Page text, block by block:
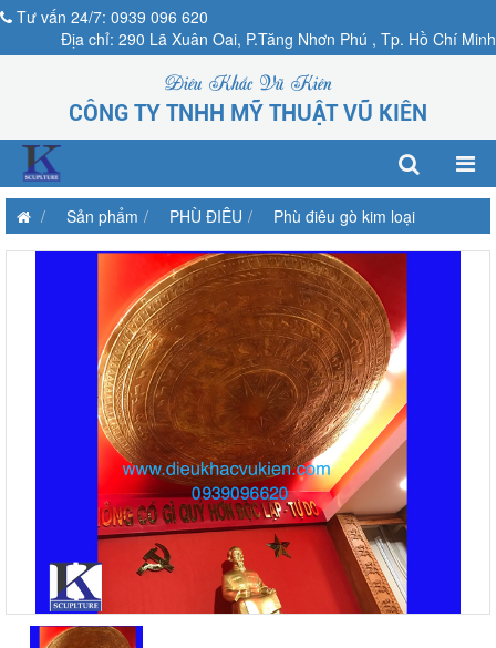
Tư vấn 24/7: 0939 096 620
Địa chỉ: 290 Lã Xuân Oai, P.Tăng Nhơn Phú , Tp. Hồ Chí Minh
Điêu Khắc Vũ Kiên
CÔNG TY TNHH MỸ THUẬT VŨ KIÊN
Sản phẩm PHÙ ĐIÊU Phù điêu gò kim loại